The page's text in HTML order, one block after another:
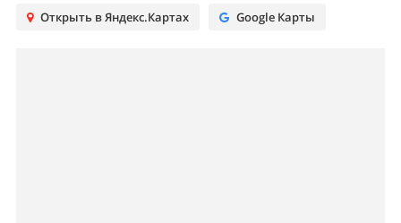
Открыть в Яндекс.Картах Google Карты